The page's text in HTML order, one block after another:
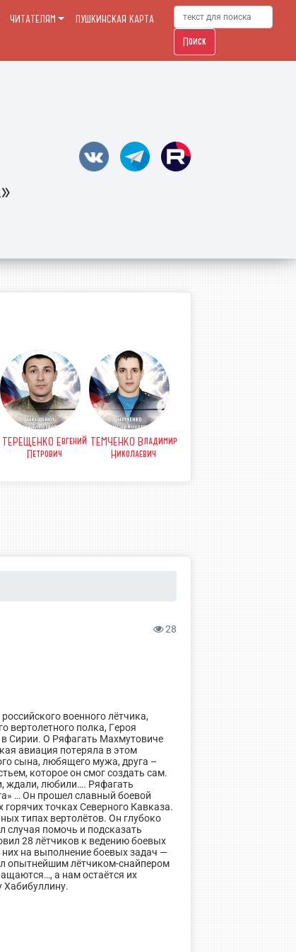
ЧИТАТЕЛЯМ
ПУШКИНСКАЯ КАРТА
Поиск
ТЕРЕЩЕНКО Евгений
Петрович
ТЕМЧЕНКО Владимир
Николаевич
28
военного лётчика,
вертолетного полка, Героя
Сирии. О Ряфагать Махмутовиче
авиация потеряла в этом
сына, любящего мужа, друга –
которое он смог создать сам.
ждали, любили…. Ряфагать
… Он прошел славный боевой
точках Северного Кавказа.
типах вертолётов. Он глубоко
случая помочь и подсказать
28 лётчиков к ведению боевых
них на выполнение боевых задач —
опытнейшим лётчиком-снайпером
а нам остаётся их
Хабибуллину.